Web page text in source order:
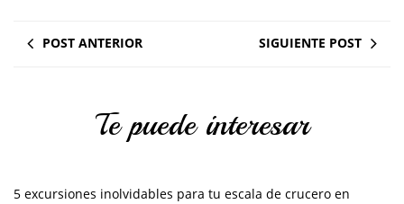
POST ANTERIOR SIGUIENTE POST
Te puede interesar
5 excursiones inolvidables para tu escala de crucero en